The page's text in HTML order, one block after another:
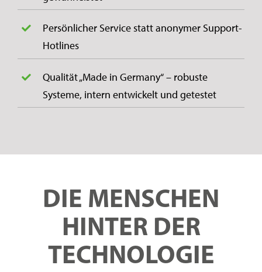
Persönlicher Service statt anonymer Support-
Hotlines
Qualität „Made in Germany“ – robuste
Systeme, intern entwickelt und getestet
DIE MENSCHEN
HINTER DER
TECHNOLOGIE